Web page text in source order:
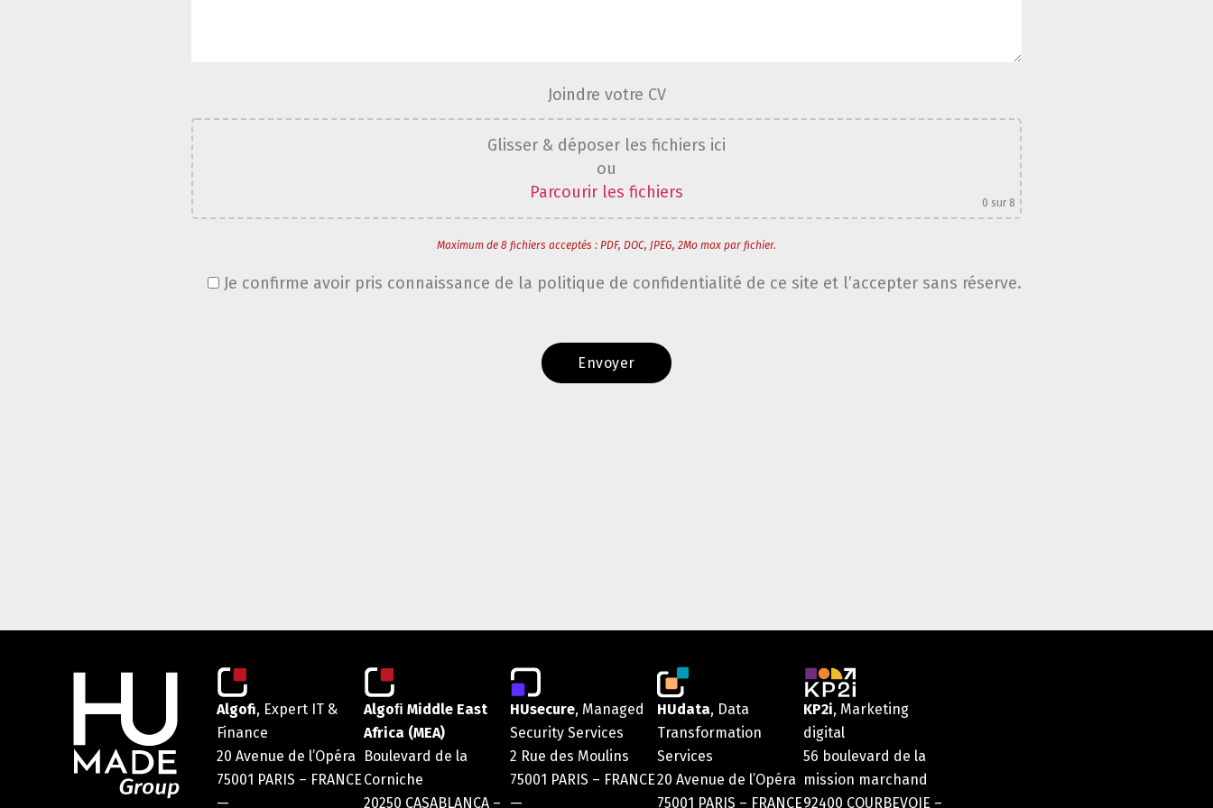
Joindre votre CV
Glisser & déposer les fichiers ici
ou
Parcourir les fichiers
0 sur 8
Maximum de 8 fichiers acceptés : PDF, DOC, JPEG, 2Mo max par fichier.
Je confirme avoir pris connaissance de la politique de confidentialité de ce site et l’accepter sans réserve.
Algofi, Expert IT &
Finance
20 Avenue de l’Opéra
75001 PARIS – FRANCE
—
Algoﬁ Middle East
Africa (MEA)
Boulevard de la
Corniche
20250 CASABLANCA –
HUsecure, Managed
Security Services
2 Rue des Moulins
75001 PARIS – FRANCE
—
HUdata, Data
Transformation
Services
20 Avenue de l’Opéra
75001 PARIS – FRANCE
KP2i, Marketing
digital
56 boulevard de la
mission marchand
92400 COURBEVOIE –